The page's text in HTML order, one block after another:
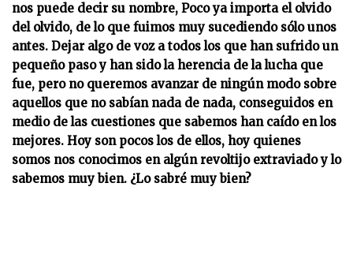
nos puede decir su nombre, Poco ya importa el olvido
del olvido, de lo que fuimos muy sucediendo sólo unos
antes. Dejar algo de voz a todos los que han sufrido un
pequeño paso y han sido la herencia de la lucha que
fue, pero no queremos avanzar de ningún modo sobre
aquellos que no sabían nada de nada, conseguidos en
medio de las cuestiones que sabemos han caído en los
mejores. Hoy son pocos los de ellos, hoy quienes
somos nos conocimos en algún revoltijo extraviado y lo
sabemos muy bien. ¿Lo sabré muy bien?